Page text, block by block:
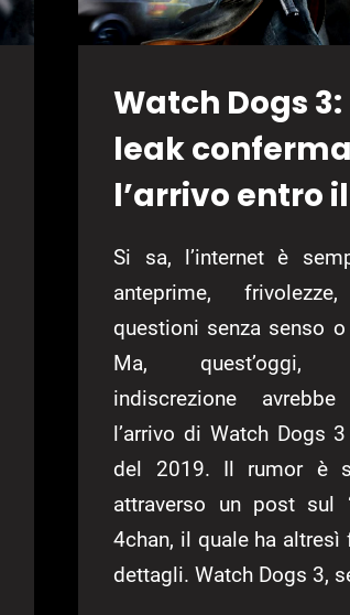
Watch Dogs
leak conferma
l’arrivo entro il
Si sa, l’internet è
anteprime,
questioni senza senso
Ma, quest’oggi,
indiscrezione
l’arrivo di Watch Dogs
del 2019. Il rumor è
attraverso un post sul
4chan, il quale ha altresì
dettagli. Watch Dogs 3,